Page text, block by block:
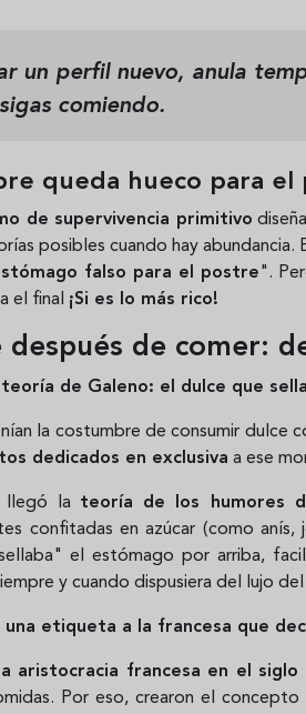
un perfil nuevo, anula
comiendo.
queda hueco para el
de supervivencia primitivo
posibles cuando hay
falso para el postre".
el final ¡Si es lo más rico!
después de comer:
teoría de Galeno: el dulce que
la costumbre de consumir dulce
dedicados en exclusiva a ese
llegó la teoría de los humores
confitadas en azúcar (como
el estómago por arriba,
y cuando dispusiera del lujo del
etiqueta a la francesa que
la aristocracia francesa en el
Por eso, crearon el concepto